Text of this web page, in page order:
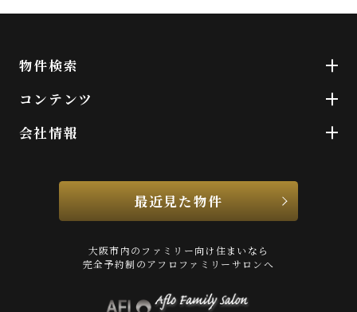
物件検索
コンテンツ
会社情報
最近見た物件
大阪市内のファミリー向け住まいなら
完全予約制のアフロファミリーサロンへ